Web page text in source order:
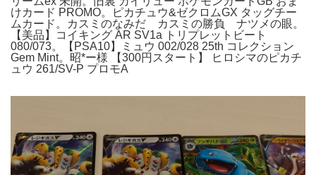
けカード PROMO。ピカチュウ&ゼクロムGX タッグチー
ムカード。カスミのなみだ カスミの勝負 ナツメの眼。
【美品】コイキング AR SV1a トリプレットビート
080/073。【PSA10】ミュウ 002/028 25th コレクション
Gem Mint。昭*ー様 【300円スタート】 ヒロシマのピカチ
ュウ 261/SV-P プロモA